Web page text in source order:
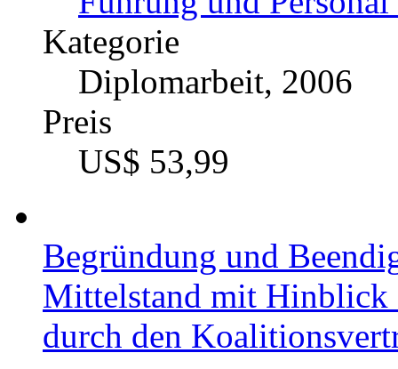
Kategorie
Diplomarbeit, 2006
Preis
US$ 53,99
Begründung und
Mittelstand mit Hinblick
durch den